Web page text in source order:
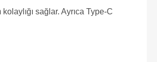
sağlar. Ayrıca Type-C